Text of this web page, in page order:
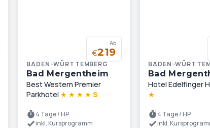
Ab
€219
BADEN-WÜRTTEMBERG
Bad Mergentheim
Best Western Premier
Parkhotel ★ ★ ★ ★ S
4 Tage / HP
inkl. Kursprogramm
BADEN-
Bad
Hotel Edelfinger
★
4 Tage / HP
inkl.